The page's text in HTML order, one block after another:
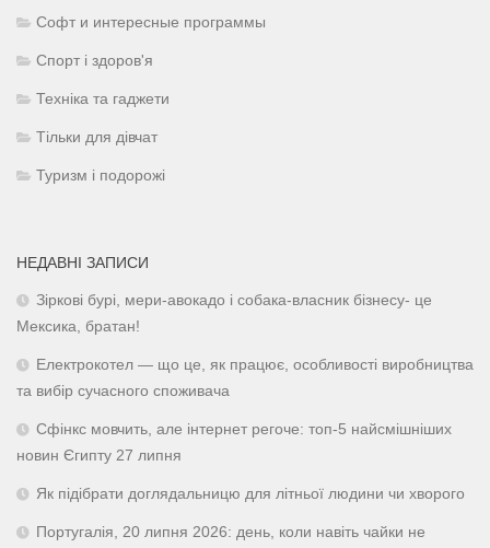
Софт и интересные программы
Спорт і здоров'я
Техніка та гаджети
Тільки для дівчат
Туризм і подорожі
НЕДАВНІ ЗАПИСИ
Зіркові бурі, мери-авокадо і собака-власник бізнесу- це
Мексика, братан!
Електрокотел — що це, як працює, особливості виробництва
та вибір сучасного споживача
Сфінкс мовчить, але інтернет регоче: топ-5 найсмішніших
новин Єгипту 27 липня
Як підібрати доглядальницю для літньої людини чи хворого
Португалія, 20 липня 2026: день, коли навіть чайки не